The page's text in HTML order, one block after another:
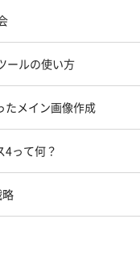
ールの使い方
たメイン画像作成
4って何？